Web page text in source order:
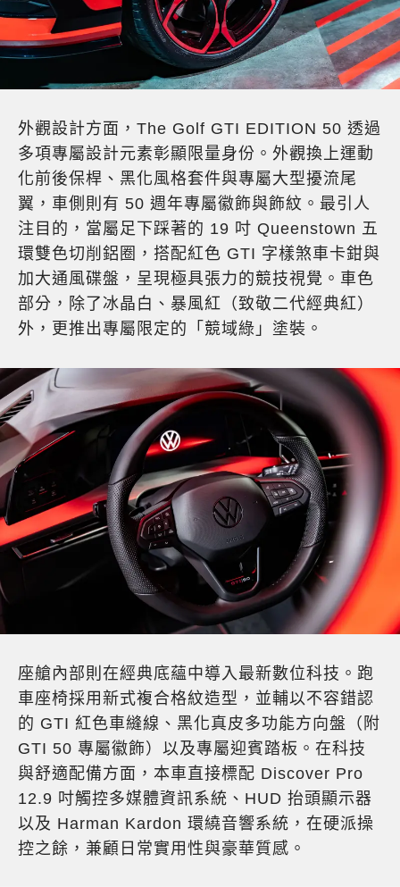
外觀設計方面，The Golf GTI EDITION 50 透過
多項專屬設計元素彰顯限量身份。外觀換上運動
化前後保桿、黑化風格套件與專屬大型擾流尾
翼，車側則有 50 週年專屬徽飾與飾紋。最引人
注目的，當屬足下踩著的 19 吋 Queenstown 五
環雙色切削鋁圈，搭配紅色 GTI 字樣煞車卡鉗與
加大通風碟盤，呈現極具張力的競技視覺。車色
部分，除了冰晶白、暴風紅（致敬二代經典紅）
外，更推出專屬限定的「競域綠」塗裝。
座艙內部則在經典底蘊中導入最新數位科技。跑
車座椅採用新式複合格紋造型，並輔以不容錯認
的 GTI 紅色車縫線、黑化真皮多功能方向盤（附
GTI 50 專屬徽飾）以及專屬迎賓踏板。在科技
與舒適配備方面，本車直接標配 Discover Pro
12.9 吋觸控多媒體資訊系統、HUD 抬頭顯示器
以及 Harman Kardon 環繞音響系統，在硬派操
控之餘，兼顧日常實用性與豪華質感。